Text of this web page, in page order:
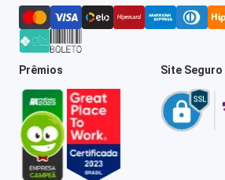
Prêmios Site Seguro